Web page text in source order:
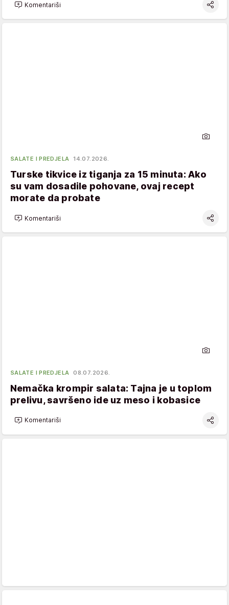
Komentariši
SALATE I PREDJELA 14.07.2026.
Turske tikvice iz tiganja za 15 minuta: Ako
su vam dosadile pohovane, ovaj recept
morate da probate
Komentariši
SALATE I PREDJELA 08.07.2026.
Nemačka krompir salata: Tajna je u toplom
prelivu, savršeno ide uz meso i kobasice
Komentariši